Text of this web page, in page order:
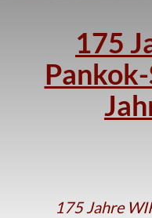
175
175 Jahre